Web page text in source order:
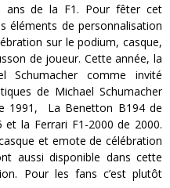
ans de la F1. Pour fêter cet
éléments de personnalisation
sur le podium, casque,
de joueur. Cette année, la
Schumacher comme invité
de Michael Schumacher
1991, La Benetton B194 de
la Ferrari F1-2000 de 2000.
et emote de célébration
aussi disponible dans cette
Pour les fans c’est plutôt